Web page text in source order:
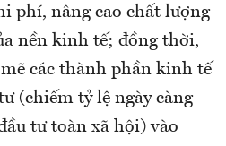
phí, nâng cao chất lượng
nền kinh tế; đồng thời,
các thành phần kinh tế
(chiếm tỷ lệ ngày càng
tư toàn xã hội) vào